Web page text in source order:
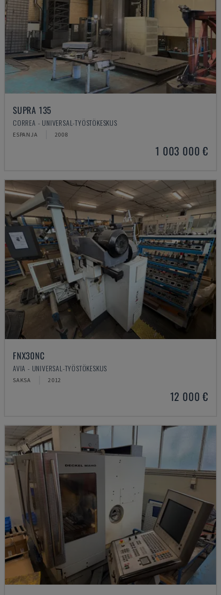
SUPRA 135
CORREA - UNIVERSAL-TYÖSTÖKESKUS
ESPANJA 2008
1 003 000 €
FNX30NC
AVIA - UNIVERSAL-TYÖSTÖKESKUS
SAKSA 2012
12 000 €